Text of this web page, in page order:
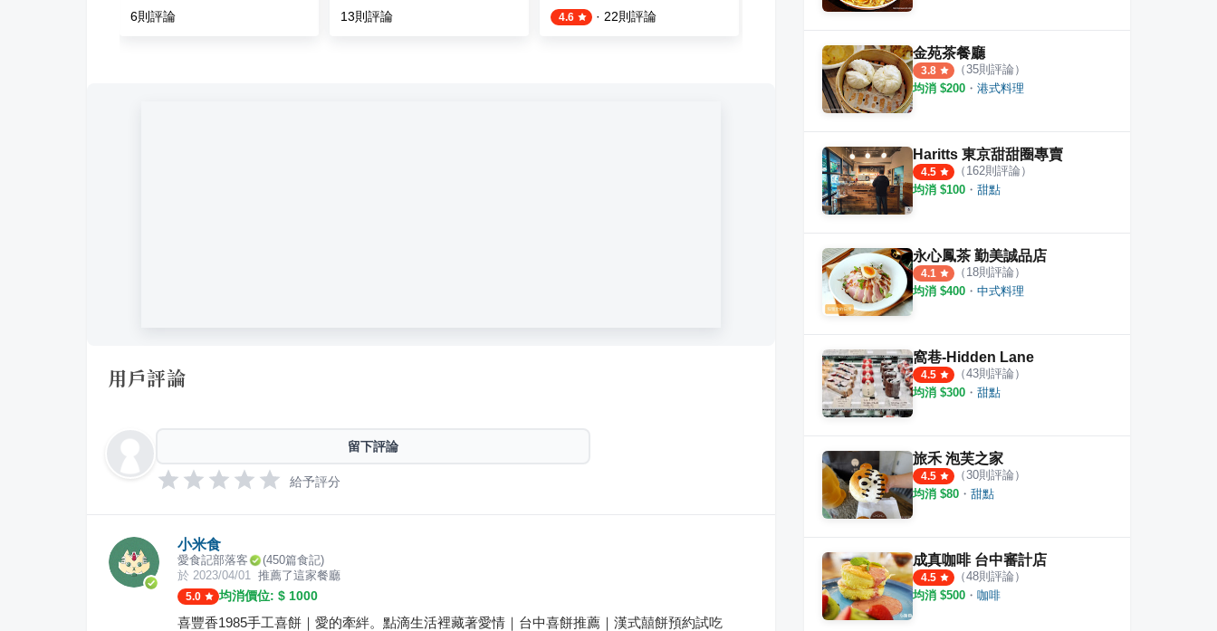
6則評論 13則評論 4.6 · 22則評論 63則評論
用戶評論
留下評論
給予評分
小米食
愛食記部落客 (450篇食記)
於 2023/04/01 推薦了這家餐廳
5.0 均消價位: $ 1000
喜豐香1985手工喜餅｜愛的牽絆。點滴生活裡藏著愛情｜台中喜餅推薦｜漢式囍餅預約試吃
金苑茶餐廳
3.8 （35則評論）
均消 $200 ・ 港式料理
Haritts 東京甜甜圈專賣
4.5 （ 162則評論）
均消 $100 ・ 甜點
永心鳳茶 勤美誠品店
4.1 （ 18則評論）
均消 $400 ・ 中式料理
窩巷-Hidden Lane
4.5 （43則評論）
均消 $300 ・ 甜點
旅禾 泡芙之家
4.5 （30則評論）
均消 $80 ・ 甜點
成真咖啡 台中審計店
4.5 （48則評論）
均消 $500 ・ 咖啡